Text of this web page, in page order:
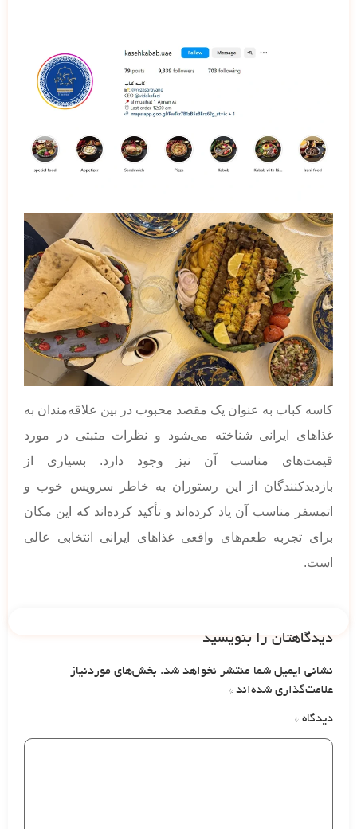
کاسه کباب به عنوان یک مقصد محبوب در بین علاقه‌مندان به
غذاهای ایرانی شناخته می‌شود و نظرات مثبتی در مورد
قیمت‌های مناسب آن نیز وجود دارد. بسیاری از
بازدیدکنندگان از این رستوران به خاطر سرویس خوب و
اتمسفر مناسب آن یاد کرده‌اند و تأکید کرده‌اند که این مکان
برای تجربه طعم‌های واقعی غذاهای ایرانی انتخابی عالی
است.
دیدگاهتان را بنویسید
نشانی ایمیل شما منتشر نخواهد شد. بخش‌های موردنیاز
علامت‌گذاری شده‌اند *
دیدگاه *